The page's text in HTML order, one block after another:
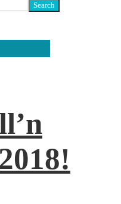
Search